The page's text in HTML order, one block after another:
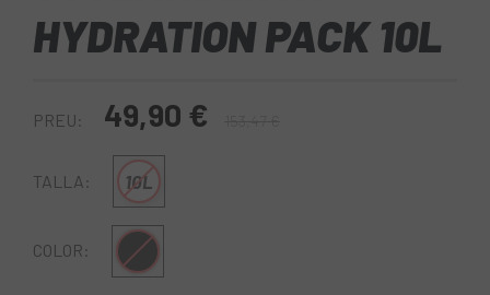
HYDRATION PACK 10L
PREU: 49,90 €
TALLA: 10L
COLOR: Negre